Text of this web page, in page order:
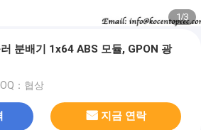
1/3
분배기 1x64 ABS 모듈, GPON 광
：협상
지금 연락